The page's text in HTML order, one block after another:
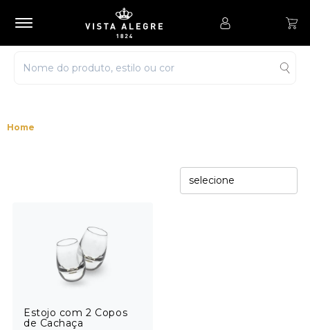
selecione
Estojo com 2 Copos
de Cachaça